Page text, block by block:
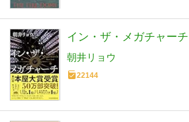
イン・ザ・メガチャーチ
朝井リョウ
22144